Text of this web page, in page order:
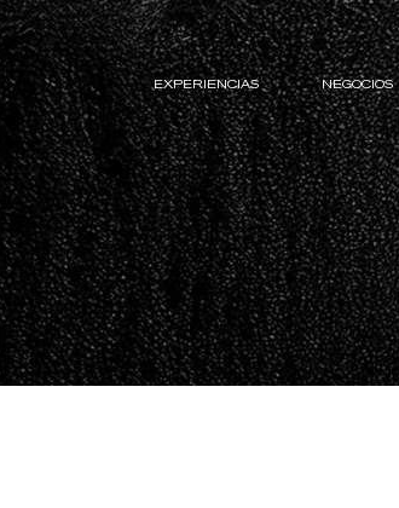
EXPERIENCIAS NEGOCIOS